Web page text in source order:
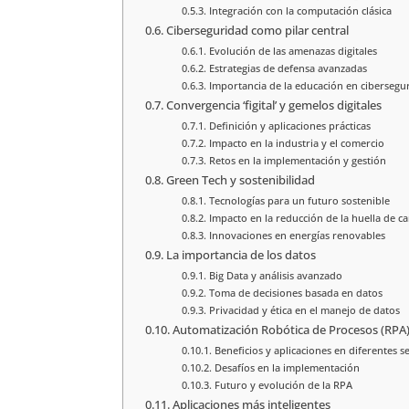
Integración con la computación clásica
Ciberseguridad como pilar central
Evolución de las amenazas digitales
Estrategias de defensa avanzadas
Importancia de la educación en
Convergencia ‘figital’ y gemelos digitales
Definición y aplicaciones prácticas
Impacto en la industria y el comercio
Retos en la implementación y gestión
Green Tech y sostenibilidad
Tecnologías para un futuro sostenible
Impacto en la reducción de la huella de
Innovaciones en energías renovables
La importancia de los datos
Big Data y análisis avanzado
Toma de decisiones basada en datos
Privacidad y ética en el manejo de datos
Automatización Robótica de Procesos (RPA)
Beneficios y aplicaciones en diferentes
Desafíos en la implementación
Futuro y evolución de la RPA
Aplicaciones más inteligentes